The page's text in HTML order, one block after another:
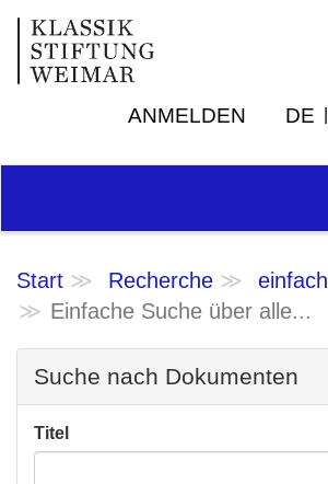
ANMELDEN DE
Start Recherche
einfach
Einfache Suche über alle...
Suche nach Dokumenten
Titel